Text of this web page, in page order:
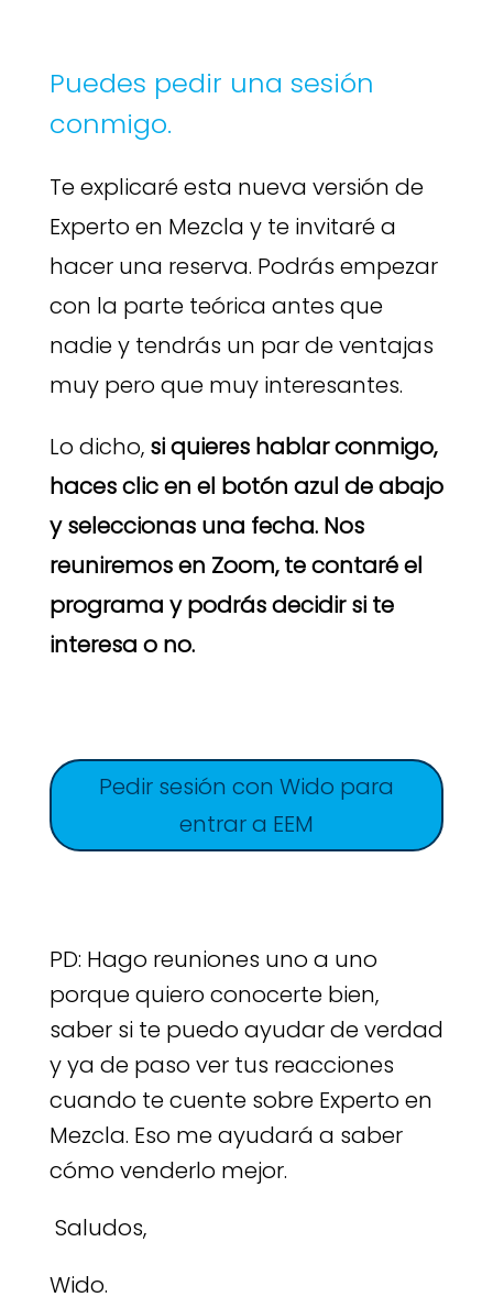
Puedes pedir una sesión
conmigo.
Te explicaré esta nueva versión de
Experto en Mezcla y te invitaré a
hacer una reserva. Podrás empezar
con la parte teórica antes que
nadie y tendrás un par de ventajas
muy pero que muy interesantes.
Lo dicho, si quieres hablar conmigo,
haces clic en el botón azul de abajo
y seleccionas una fecha. Nos
reuniremos en Zoom, te contaré el
programa y podrás decidir si te
interesa o no.
Pedir sesión con Wido para
entrar a EEM
PD: Hago reuniones uno a uno
porque quiero conocerte bien,
saber si te puedo ayudar de verdad
y ya de paso ver tus reacciones
cuando te cuente sobre Experto en
Mezcla. Eso me ayudará a saber
cómo venderlo mejor.
Saludos,
Wido.